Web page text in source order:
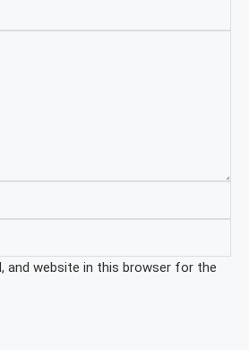
and website in this browser for the